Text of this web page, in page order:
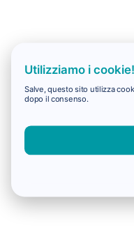
Utilizziamo i cookie!
Salve, questo sito utilizza
dopo il consenso.